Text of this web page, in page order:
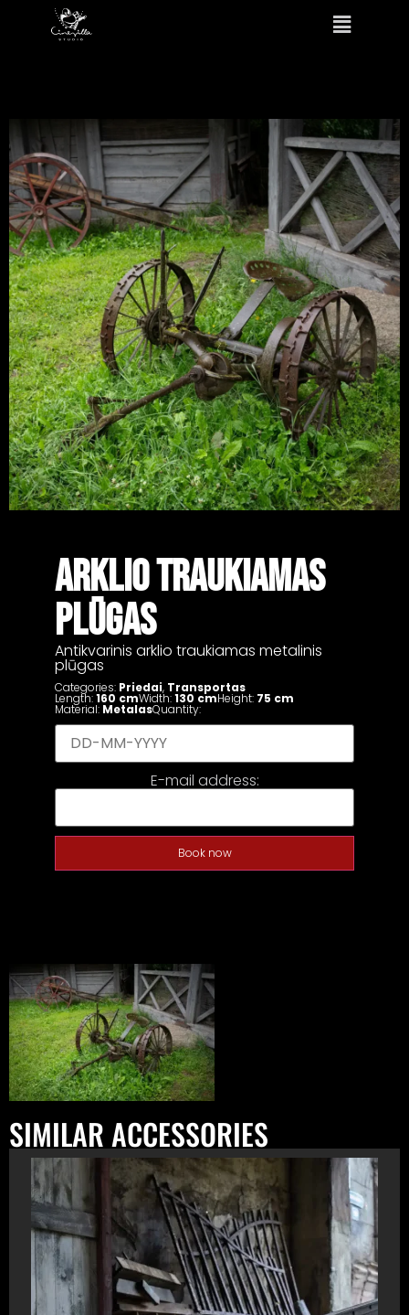
ARKLIO TRAUKIAMAS
PLŪGAS
Antikvarinis arklio traukiamas metalinis
plūgas
Categories: Priedai, Transportas
Length:160 cmWidth:130 cmHeight: 75 cm
Material: MetalasQuantity:
E-mail address:
Book now
SIMILAR ACCESSORIES